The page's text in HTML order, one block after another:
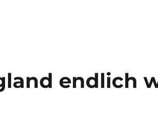
endlich